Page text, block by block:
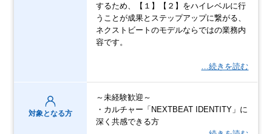
するため、【１】【２】をハイレベルに行
うことが成果とステップアップに繋がる、
ネクストビートのモデルならではの業務内
容です。
…続きを読む
対象となる方
～未経験歓迎～
・カルチャー「NEXTBEAT IDENTITY」に
深く共感できる方